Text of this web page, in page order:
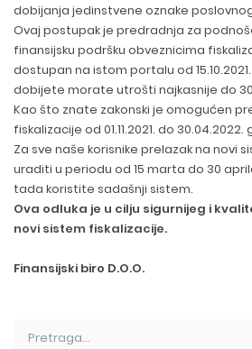
dobijanja jedinstvene oznake
Ovaj postupak je predradnja za
finansijsku podršku obveznicima
dostupan na istom portalu od
dobijete morate utrošti najkasnije do
Kao što znate zakonski je omogućen
fiskalizacije od 01.11.2021. do 30.04.2022.
Za sve naše korisnike prelazak na novi
uraditi u periodu od 15 marta do 30
tada koristite sadašnji sistem.
Ova odluka je u cilju sigurnijeg i
novi sistem fiskalizacije.
Finansijski biro D.O.O.